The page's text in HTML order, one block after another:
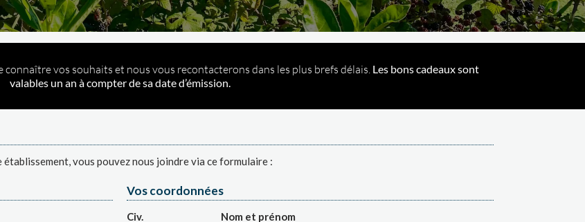
vos souhaits et nous vous recontacterons dans les plus brefs délais. Les bons cadeaux sont
valables un an à compter de sa date d’émission.